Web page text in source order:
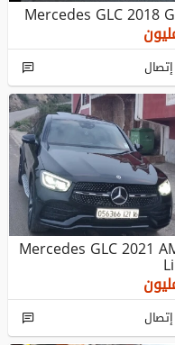
Mercedes GLC 2018
إتصال
Mercedes GLC 2021
إتصال